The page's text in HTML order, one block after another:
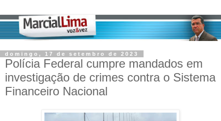
domingo, 17 de setembro de 2023
Polícia Federal cumpre mandados em
investigação de crimes contra o Sistema
Financeiro Nacional